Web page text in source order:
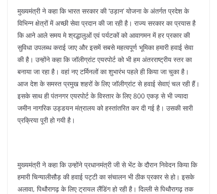
मुख्यमंत्री ने कहा कि भारत सरकार की ’उड़ान’ योजना के अंतर्गत प्रदेश के
विभिन्न क्षेत्रों में अच्छी सेवा प्रदान की जा रही है। राज्य सरकार का प्रयास है
कि आने आले समय मे श्रद्धालुओं एवं पर्यटकों को आवागमन में हर प्रकार की
सुविधा उपलब्ध कराई जाए और इसमें सबसे महत्वपूर्ण भूमिका हमारी हवाई सेवा
की है। उन्होंने कहा कि जॉलीग्रांट एयरपोर्ट को भी हम अंतरराष्ट्रीय स्तर का
बनाया जा रहा है। वहां नए टर्मिनलों का शुभारंभ पहले ही किया जा चुका है।
आज देश के समस्त प्रमुख शहरों के लिए जॉलीग्रांट से हवाई सेवाएं चल रही हैं।
इसके साथ ही पंतनगर एयरपोर्ट के विस्तार के लिए 800 एकड़ से भी ज्यादा
जमीन नागरिक उड्डयन मंत्रालय को हस्तांतरित कर दी गई है। उसकी सारी
प्रक्रिया पूरी हो गयी है।
मुख्यमंत्री ने कहा कि उन्होंने प्रधानमंत्री जी से भेंट के दौरान निवेदन किया कि
हमारी चिन्यालीसौड़ की हवाई पट्टी का संचालन भी ठीक प्रकार से हो। इसके
अलावा, पिथौरागढ़ के लिए ट्रायल लैंडिंग हो रही है। दिल्ली से पिथौरागढ़ तक